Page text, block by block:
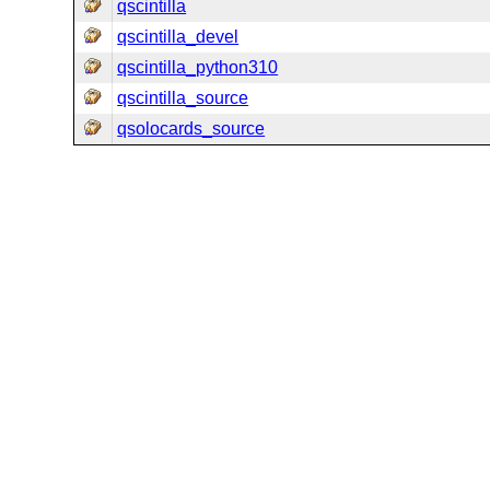
qscintilla
qscintilla_devel
qscintilla_python310
qscintilla_source
qsolocards_source